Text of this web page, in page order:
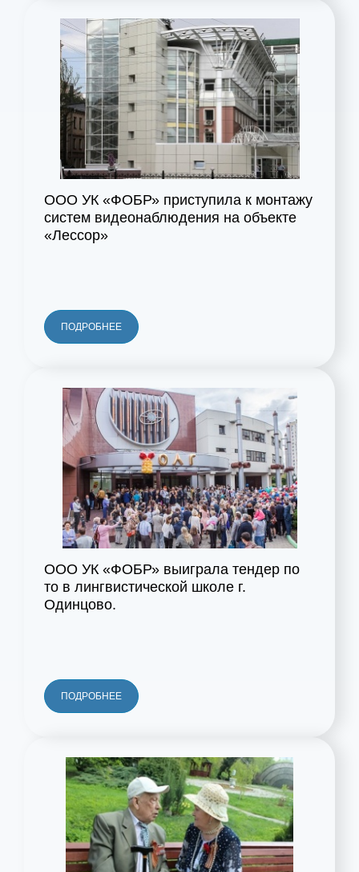
ООО УК «ФОБР» приступила к монтажу
систем видеонаблюдения на объекте
«Лессор»
ПОДРОБНЕЕ
ООО УК «ФОБР» выиграла тендер по
то в лингвистической школе г.
Одинцово.
ПОДРОБНЕЕ